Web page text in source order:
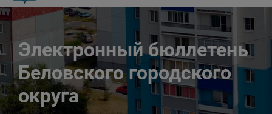
Электронный бюллетень
Беловского городского
округа